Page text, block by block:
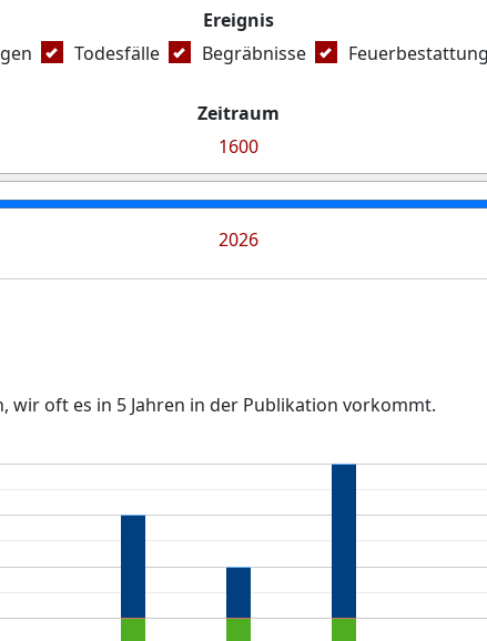
Ereignis
Todesfälle Begräbnisse
Zeitraum
1600
2026
oft es in 5 Jahren in der Publikation vorkommt.